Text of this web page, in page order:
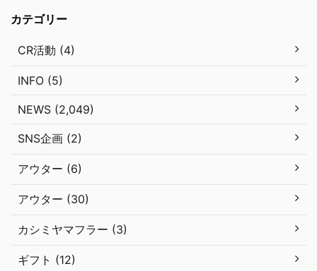
カテゴリー
CR活動 (4)
INFO (5)
NEWS (2,049)
SNS企画 (2)
アウター (6)
アウター (30)
カシミヤマフラー (3)
ギフト (12)